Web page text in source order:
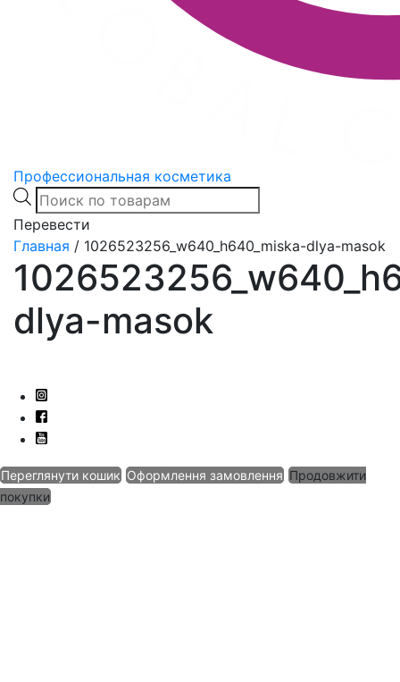
Профессиональная косметика
Products
search
Перевести
Главная / 1026523256_w640_h640_miska-dlya-masok
dlya-masok
Переглянути кошик Оформлення замовлення Продовжити
покупки